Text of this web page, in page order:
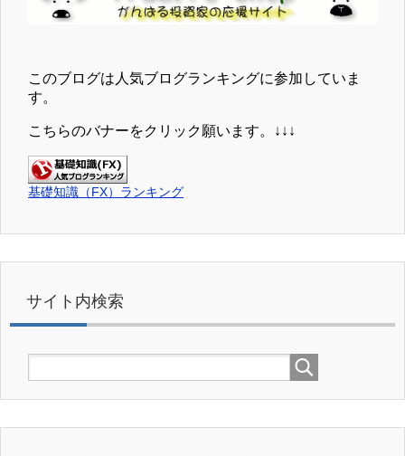
このブログは人気ブログランキングに参加していま
す。
こちらのバナーをクリック願います。↓↓↓
基礎知識（FX）ランキング
サイト内検索